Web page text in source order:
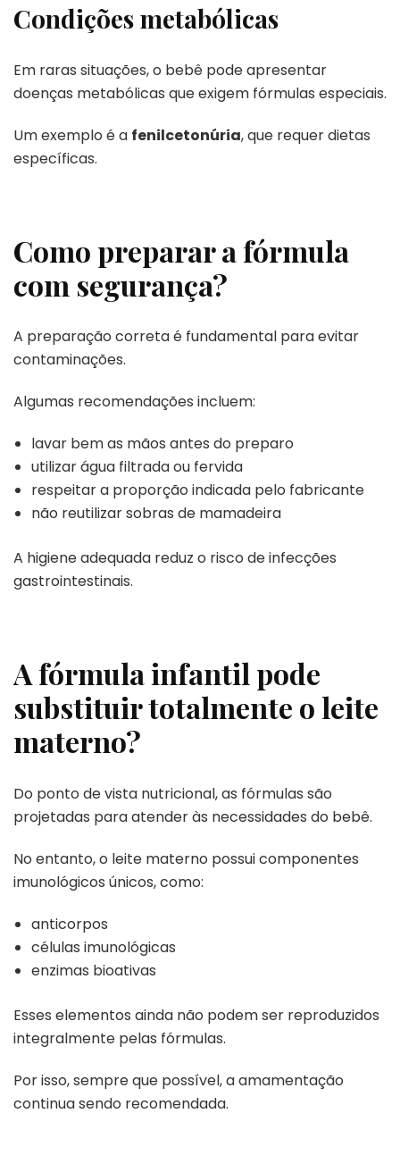
Condições metabólicas
Em raras situações, o bebê pode apresentar
doenças metabólicas que exigem fórmulas especiais.
Um exemplo é a fenilcetonúria, que requer dietas
específicas.
Como preparar a fórmula
com segurança?
A preparação correta é fundamental para evitar
contaminações.
Algumas recomendações incluem:
lavar bem as mãos antes do preparo
utilizar água filtrada ou fervida
respeitar a proporção indicada pelo fabricante
não reutilizar sobras de mamadeira
A higiene adequada reduz o risco de infecções
gastrointestinais.
A fórmula infantil pode
substituir totalmente o leite
materno?
Do ponto de vista nutricional, as fórmulas são
projetadas para atender às necessidades do bebê.
No entanto, o leite materno possui componentes
imunológicos únicos, como:
anticorpos
células imunológicas
enzimas bioativas
Esses elementos ainda não podem ser reproduzidos
integralmente pelas fórmulas.
Por isso, sempre que possível, a amamentação
continua sendo recomendada.